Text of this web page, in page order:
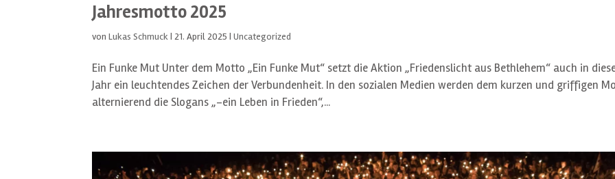
Jahresmotto 2025
vonLukas Schmuck|21. April 2025 |Uncategorized
Ein Funke Mut Unter dem Motto „Ein Funke Mut“ setzt die Aktion „Friedenslicht aus Bethlehem“ auch in
Jahr ein leuchtendes Zeichen der Verbundenheit. In den sozialen Medien werden dem kurzen und griffigen
alternierend die Slogans „-ein Leben in Frieden“,...